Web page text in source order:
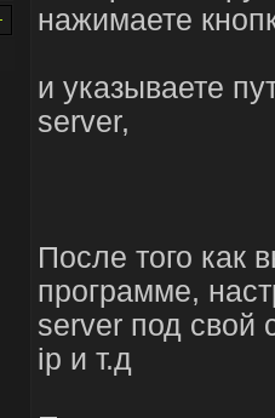
нажимаете
и указываете
server,
После того как
программе,
server под свой
ip и т.д